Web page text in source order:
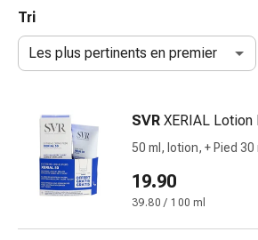
bronchite
Inhalateurs
Nettoyeur
Mouchoirs
papier
Tri
Les plus pertinents en premier
SVR XERIAL Lotion
50 ml, lotion, + Pied 30
19.90
39.80 / 100 ml